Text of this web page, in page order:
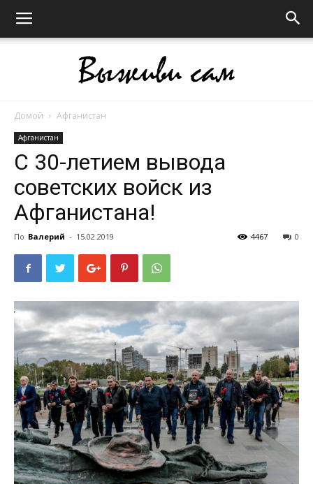
сам
Домой Афганистан
Афганистан
С 30-летием вывода
советских войск из
Афганистана!
По Валерий - 15.02.2019 0
4467